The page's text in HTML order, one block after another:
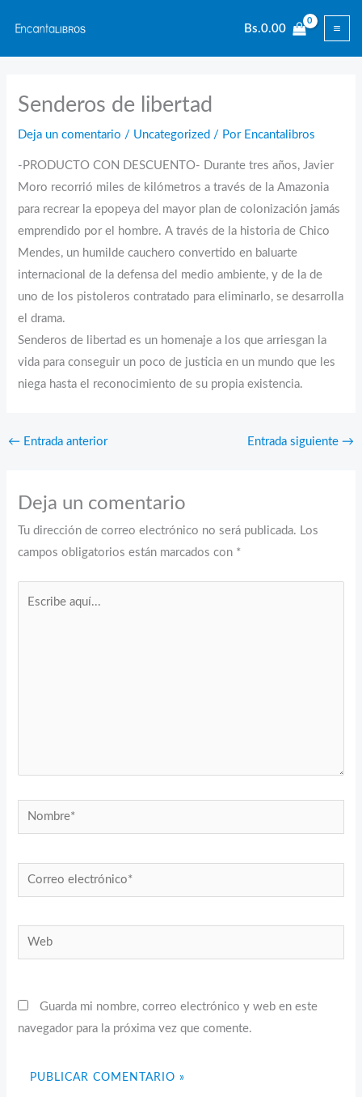
contenido
Bs.0.00
Senderos de libertad
Deja un comentario / Uncategorized / Por Encantalibros
-PRODUCTO CON DESCUENTO- Durante tres años, Javier
Moro recorrió miles de kilómetros a través de la Amazonia
para recrear la epopeya del mayor plan de colonización jamás
emprendido por el hombre. A través de la historia de Chico
Mendes, un humilde cauchero convertido en baluarte
internacional de la defensa del medio ambiente, y de la de
uno de los pistoleros contratado para eliminarlo, se desarrolla
el drama.
Senderos de libertad es un homenaje a los que arriesgan la
vida para conseguir un poco de justicia en un mundo que les
niega hasta el reconocimiento de su propia existencia.
← Entrada anterior Entrada siguiente →
Deja un comentario
Tu dirección de correo electrónico no será publicada. Los
campos obligatorios están marcados con *
Nombre*
Correo
electrónico*
Web
Guarda mi nombre, correo electrónico y web en este
navegador para la próxima vez que comente.